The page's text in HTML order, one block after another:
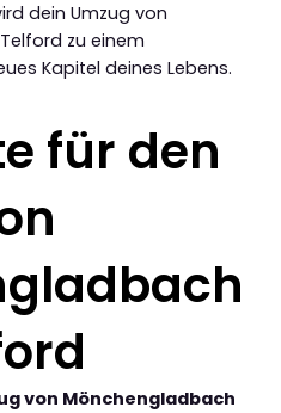
dein Umzug von
zu einem
Kapitel deines Lebens.
für den
von Mönchengladbach